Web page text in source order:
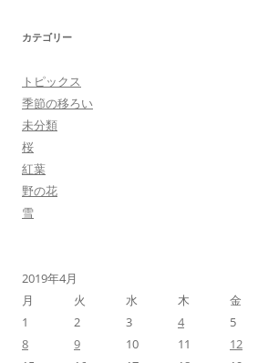
カテゴリー
トピックス
季節の移ろい
未分類
桜
紅葉
野の花
雪
2019年4月
月
火 水 木 金
1
2 3 4 5
8
9 10 11 12